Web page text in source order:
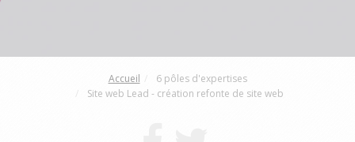
Accueil
6 pôles d'expertises
Site web Lead - création refonte de site web